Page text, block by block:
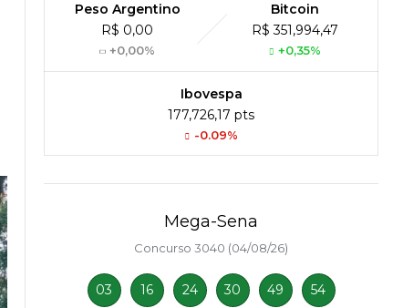
Peso Argentino
R$ 0,00
+0,00%
Bitcoin
R$ 351,994,47
+0,35%
Ibovespa
177,726,17 pts
-0.09%
Mega-Sena
Concurso 3040 (04/08/26)
03 16 24 30 49 54